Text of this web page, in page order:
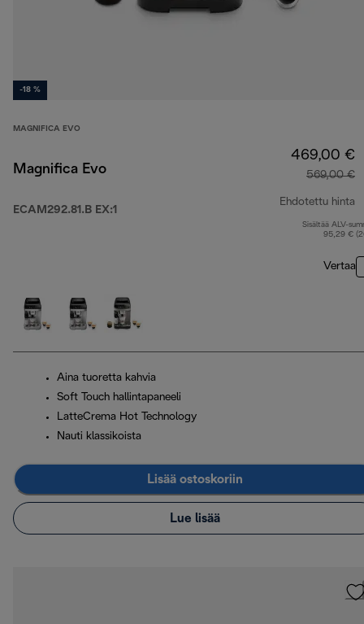
-18 %
MAGNIFICA EVO
Magnifica Evo
ECAM292.81.B EX:1
469,00 €
569,00 €
Ehdotettu hinta
Sisältää ALV-
95,29 €
Vertaa
Aina tuoretta kahvia
Soft Touch hallintapaneeli
LatteCrema Hot Technology
Nauti klassikoista
Lisää ostoskoriin
Lue lisää